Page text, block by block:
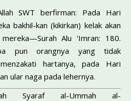
SWT berfirman: Pada Hari
bakhil-kan (kikirkan) kelak akan
Alu ‘Imran: 180.
pun orangnya yang tidak
hartanya, pada Hari
ular naga pada lehernya.
Syaraf al-Ummah al-